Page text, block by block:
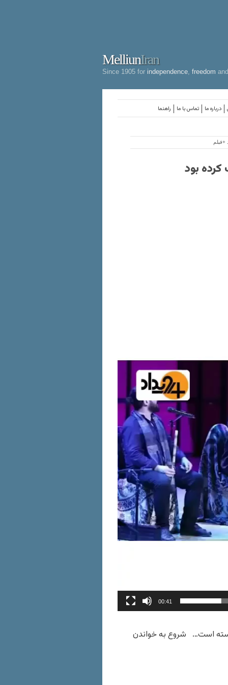
MelliunIran
Since 1905 for independence freedom
راهنما تماس با ما درباره ما
بود
00:41
است… شروع به خواندن